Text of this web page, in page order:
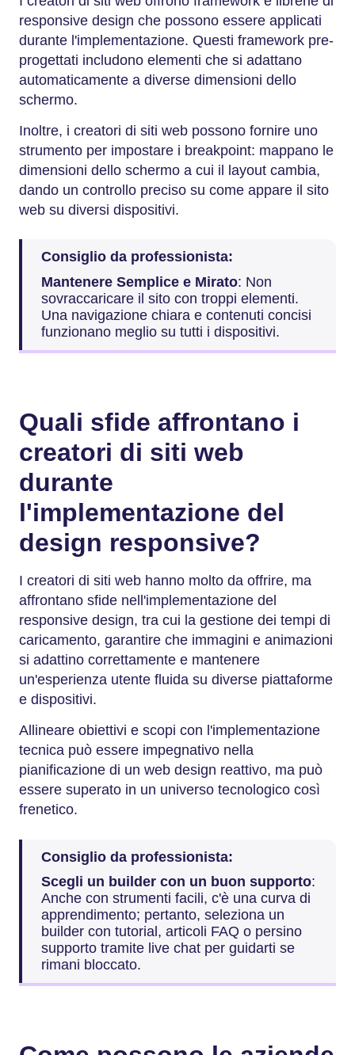
responsive design che possono essere applicati
durante l'implementazione. Questi framework pre-
progettati includono elementi che si adattano
automaticamente a diverse dimensioni dello
schermo.
Inoltre, i creatori di siti web possono fornire uno
strumento per impostare i breakpoint: mappano le
dimensioni dello schermo a cui il layout cambia,
dando un controllo preciso su come appare il sito
web su diversi dispositivi.
Consiglio da professionista:
Mantenere Semplice e Mirato: Non
sovraccaricare il sito con troppi elementi.
Una navigazione chiara e contenuti concisi
funzionano meglio su tutti i dispositivi.
Quali sfide affrontano i
creatori di siti web
durante
l'implementazione del
design responsive?
I creatori di siti web hanno molto da offrire, ma
affrontano sfide nell'implementazione del
responsive design, tra cui la gestione dei tempi di
caricamento, garantire che immagini e animazioni
si adattino correttamente e mantenere
un'esperienza utente fluida su diverse piattaforme
e dispositivi.
Allineare obiettivi e scopi con l'implementazione
tecnica può essere impegnativo nella
pianificazione di un web design reattivo, ma può
essere superato in un universo tecnologico così
frenetico.
Consiglio da professionista:
Scegli un builder con un buon supporto:
Anche con strumenti facili, c'è una curva di
apprendimento; pertanto, seleziona un
builder con tutorial, articoli FAQ o persino
supporto tramite live chat per guidarti se
rimani bloccato.